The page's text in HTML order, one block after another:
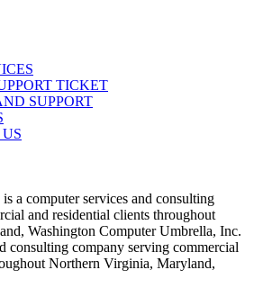
TICKET
SUPPORT
a computer services and consulting
and residential clients throughout
Washington Computer Umbrella, Inc.
consulting company serving commercial
Northern Virginia, Maryland,